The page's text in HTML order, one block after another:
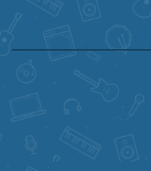
احمد اسلامی
احمد نوریان